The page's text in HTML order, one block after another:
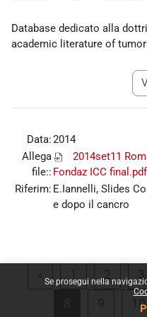
Se prosegui nella
Database dedicato alla
academic literature of
Data:2014
Allega
file::
2014set11
Fondaz ICC final.pdf
Riferim: E.Iannelli, Slides
e dopo il cancro
Pagina precedente
Pagina 1Pagina3
Pagina
10